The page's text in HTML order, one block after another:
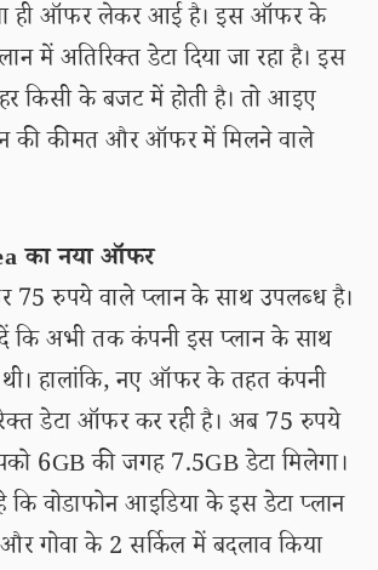
ही ऑफर लेकर आई है। इस ऑफर के
में अतिरिक्त डेटा दिया जा रहा है। इस
किसी के बजट में होती है। तो आइए
की कीमत और ऑफर में मिलने वाले
का नया ऑफर
रुपये वाले प्लान के साथ उपलब्ध है।
कि अभी तक कंपनी इस प्लान के साथ
थी। हालांकि, नए ऑफर के तहत कंपनी
डेटा ऑफर कर रही है। अब 75 रुपये
6GB की जगह 7.5GB डेटा मिलेगा।
कि वोडाफोन आइडिया के इस डेटा प्लान
और गोवा के 2 सर्किल में बदलाव किया